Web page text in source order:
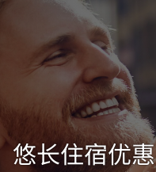
悠长住宿优惠